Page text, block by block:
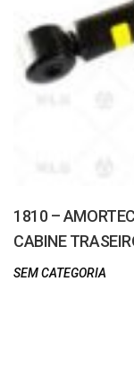
1810 –
CABINE
SEM CATEGORIA